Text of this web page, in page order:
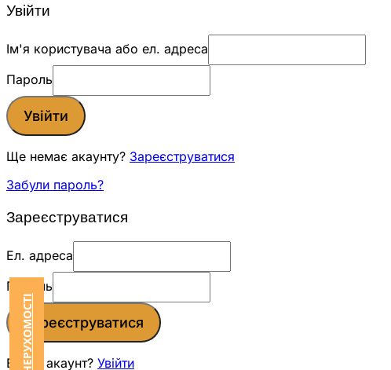
Увійти
Ім'я користувача або ел. адреса
Пароль
Увійти
Ще немає акаунту? Зареєструватися
Забули пароль?
Зареєструватися
Ел. адреса
Пароль
Зареєструватися
Вже є акаунт? Увійти